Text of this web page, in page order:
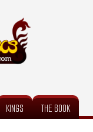
KINGS THE BOOK